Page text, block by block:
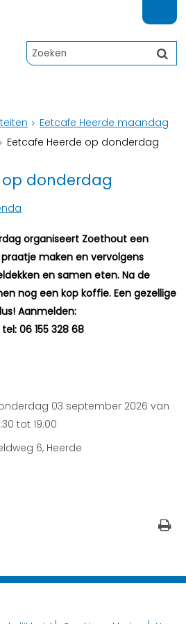
Eetcafe Heerde maandag
Eetcafe Heerde op donderdag
op donderdag
organiseert Zoethout een
maken en vervolgens
en samen eten. Na de
nog een kop koffie. Een gezellige
Aanmelden:
06 155 328 68
03 september 2026 van
tot 19:00
6, Heerde